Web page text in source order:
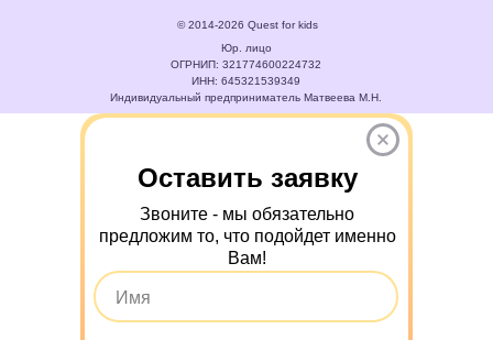
© 2014-2026 Quest for kids
Юр. лицо
ОГРНИП: 321774600224732
ИНН: 645321539349
Индивидуальный предприниматель Матвеева М.Н.
Оставить заявку
Звоните - мы обязательно
предложим то, что подойдет именно
Вам!